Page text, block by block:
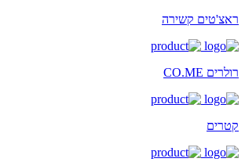
ראצ'טים קשירה
רולרים CO.ME
קטרים